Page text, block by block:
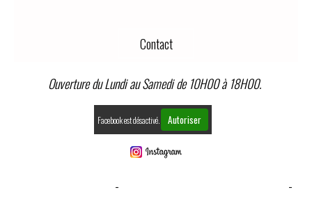
Contact
Ouverture du Lundi au Samedi de 10H00 à 18H00.
Facebook est désactivé. Autoriser